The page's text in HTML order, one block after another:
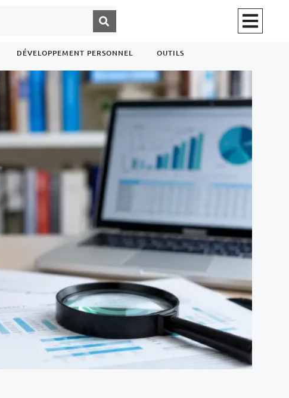
DÉVELOPPEMENT PERSONNEL OUTILS